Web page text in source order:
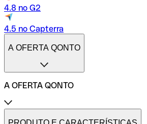
4.8 no G2
4.5 no Capterra
A OFERTA QONTO
A OFERTA QONTO
Tarifas